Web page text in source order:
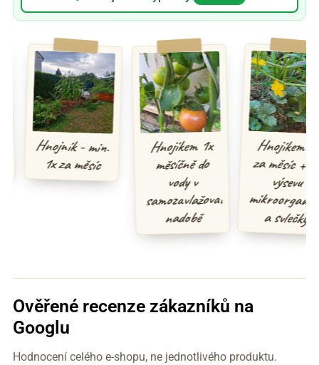
Hnojník - min.
1x za měsíc
Hnojíkem 1x
měsíčně do
vody v
samozavlažovací
nadobě
Hnojíkem 1x
za měsíc + při
výsevu
mikroorganismy
a svlečky
Ověřené recenze zákazníků na
Googlu
Hodnocení celého e-shopu, ne jednotlivého produktu.